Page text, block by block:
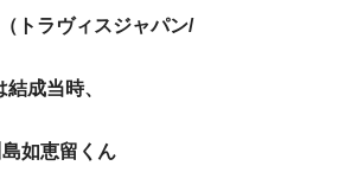
トラヴィスジャパン/
成当時、
如恵留くん